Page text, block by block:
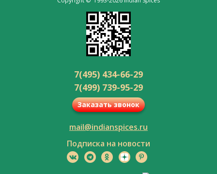
7(495) 434-66-29
7(499) 739-95-29
Заказать звонок
mail@indianspices.ru
Подписка на новости